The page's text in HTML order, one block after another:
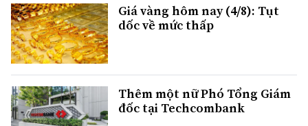
Giá vàng hôm nay (4/8): Tụt
dốc về mức thấp
Thêm một nữ Phó Tổng Giám
đốc tại Techcombank